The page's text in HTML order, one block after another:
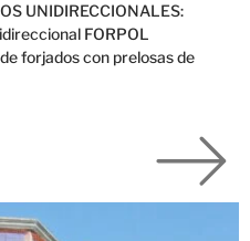
UNIDIRECCIONALES:
FORPOL
forjados con prelosas de